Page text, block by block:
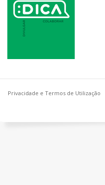
Privacidade e Termos de Utilização